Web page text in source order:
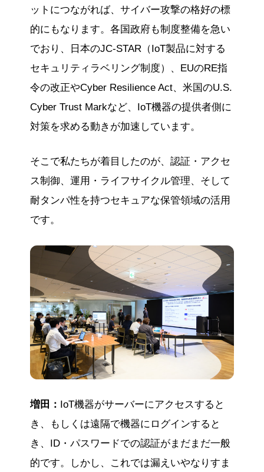
ットにつながれば、サイバー攻撃の格好の標
的にもなります。各国政府も制度整備を急い
でおり、日本のJC-STAR（IoT製品に対する
セキュリティラベリング制度）、EUのRE指
令の改正やCyber Resilience Act、米国のU.S.
Cyber Trust Markなど、IoT機器の提供者側に
対策を求める動きが加速しています。
そこで私たちが着目したのが、認証・アクセ
ス制御、運用・ライフサイクル管理、そして
耐タンパ性を持つセキュアな保管領域の活用
です。
増田： IoT機器がサーバーにアクセスすると
き、もしくは遠隔で機器にログインすると
き、ID・パスワードでの認証がまだまだ一般
的です。しかし、これでは漏えいやなりすま